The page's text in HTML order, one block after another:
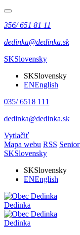
356/ 651 81 11
dedinka@dedinka.sk
SKSlovensky
SKSlovensky
ENEnglish
035/ 6518 111
dedinka@dedinka.sk
Vytlačiť
Mapa webu RSS
SKSlovensky
SKSlovensky
ENEnglish
Dedinka
Dedinka